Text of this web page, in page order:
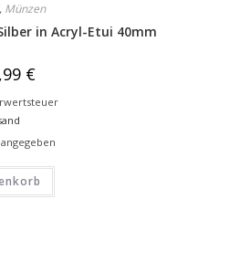
, Münzen
in Acryl-Etui 40mm
€